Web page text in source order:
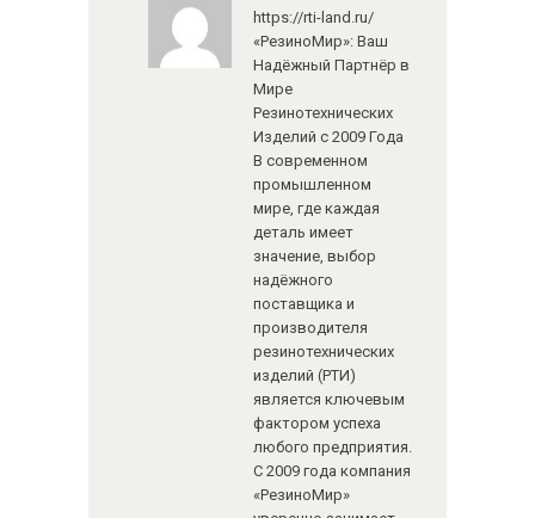
https://rti-land.ru/
«РезиноМир»: Ваш
Надёжный Партнёр в
Мире
Резинотехнических
Изделий с 2009 Года
В современном
промышленном
мире, где каждая
деталь имеет
значение, выбор
надёжного
поставщика и
производителя
резинотехнических
изделий (РТИ)
является ключевым
фактором успеха
любого предприятия.
С 2009 года компания
«РезиноМир»